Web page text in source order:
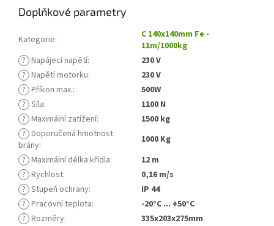
Doplňkové parametry
Kategorie:
C 140x140mm Fe -
11m/1000kg
? Napájecí napětí:
230 V
? Napětí motorku:
230 V
? Příkon max.:
500W
? Síla:
1100 N
? Maximální zatížení:
1500 kg
? Doporučená hmotnost
brány:
1000 Kg
? Maximální délka křídla:
12 m
? Rychlost:
0,16 m/s
? Stupeň ochrany:
IP 44
? Pracovní teplota:
-20°C ... +50°C
? Rozměry:
335x203x275mm